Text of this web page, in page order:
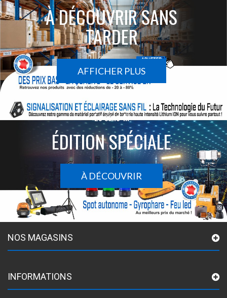
À DÉCOUVRIR SANS
TARDER
AFFICHER PLUS
Le sans-fil
ÉDITION SPÉCIALE
À DÉCOUVRIR
NOS MAGASINS
INFORMATIONS